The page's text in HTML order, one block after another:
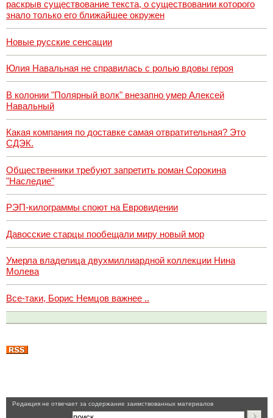
раскрыв существование текста, о существовании которого
знало только его ближайшее окружен
Новые русские сенсации
Юлия Навальная не справилась с ролью вдовы героя
В колонии "Полярный волк" внезапно умер Алексей
Навальный
Какая компания по доставке самая отвратительная? Это
СДЭК.
Общественники требуют запретить роман Сорокина
"Наследие"
РЭП-килограммы споют на Евровидении
Давосские старцы пообещали миру новый мор
Умерла владелица двухмиллиардной коллекции Нина
Молева
Все-таки, Борис Немцов важнее ..
Pедакция не отвечает за содержание заимствованных материалов